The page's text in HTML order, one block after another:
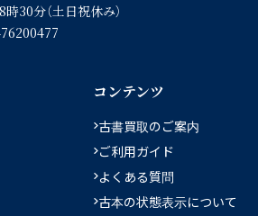
30分（土日祝休み）
コンテンツ
古書買取のご案内
ご利用ガイド
よくある質問
古本の状態表示について